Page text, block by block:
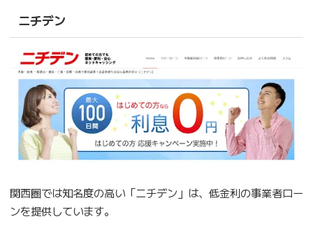
ニチデン
関西圏では知名度の高い「ニチデン」は、低金利の事業者ロー
ンを提供しています。